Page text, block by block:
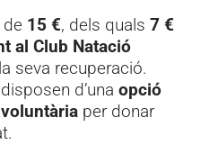
15 €, dels quals 7 €
al Club Natació
seva recuperació.
d’una opció
per donar